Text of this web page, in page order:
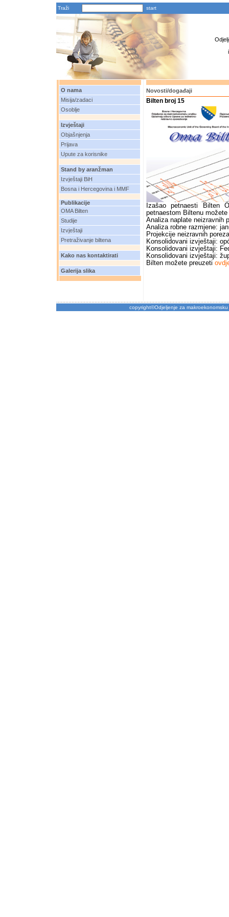
Traži
O nama
Misija/zadaci
Osoblje
Izvještaji
Objašnjenja
Prijava
Upute za korisnike
Stand by aranžman
Izvještaji BiH
Bosna i Hercegovina i MMF
Publikacije
OMA Bilten
Studije
Izvještaji
Pretraživanje biltena
Kako nas kontaktirati
Galerija slika
Novosti/događaji
Bilten broj 15
Izašao petnaesti Bilten
petnaestom Biltenu
Analiza naplate neizravnih
Analiza robne razmjene:
Projekcije neizravnih
Konsolidovani izvještaji:
Konsolidovani izvještaji:
Konsolidovani izvještaji:
Bilten možete preuzeti
copyright©Odjeljenje za